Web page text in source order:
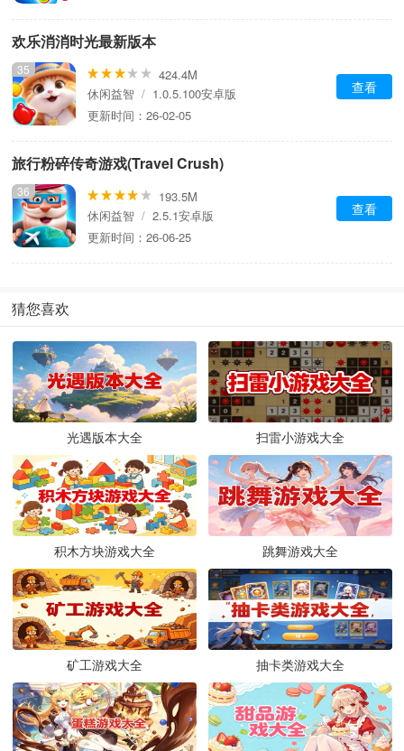
欢乐消消时光最新版本
35
424.4M
休闲益智 / 1.0.5.100安卓版
更新时间：26-02-05
查看
旅行粉碎传奇游戏(Travel Crush)
36
193.5M
休闲益智 / 2.5.1安卓版
更新时间：26-06-25
查看
猜您喜欢
光遇版本大全 扫雷小游戏大全
积木方块游戏大全 跳舞游戏大全
矿工游戏大全 抽卡类游戏大全